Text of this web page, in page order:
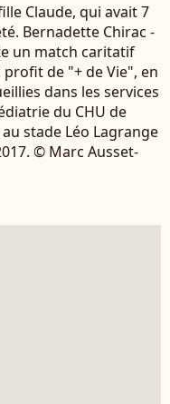
Claude, qui avait 7
Bernadette Chirac -
un match caritatif
de "+ de Vie", en
dans les services
du CHU de
stade Léo Lagrange
© Marc Ausset-